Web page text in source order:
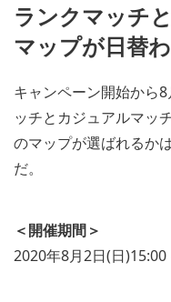
ランクマッチ
マップが日替
キャンペーン開始から
ッチとカジュアルマ
のマップが選ばれるか
だ。
＜開催期間＞
2020年8月2日(日